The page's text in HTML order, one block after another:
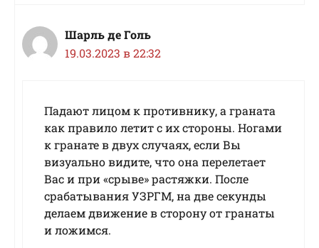
Шарль де Голь
19.03.2023 в 22:32
Падают лицом к противнику, а граната
как правило летит с их стороны. Ногами
к гранате в двух случаях, если Вы
визуально видите, что она перелетает
Вас и при «срыве» растяжки. После
срабатывания УЗРГМ, на две секунды
делаем движение в сторону от гранаты
и ложимся.